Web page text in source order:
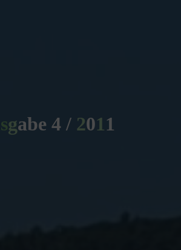
s
sgabe 4 / 201 1